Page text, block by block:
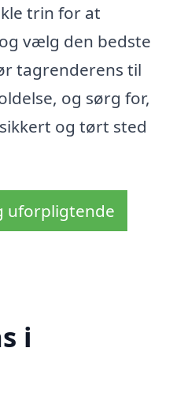
trin for at
vælg den bedste
tagrenderens til
og sørg for,
og tørt sted
uforpligtende
i